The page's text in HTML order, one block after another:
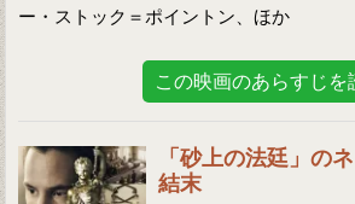
ー・ストック＝ポイントン、ほか
この映画のあらすじを
「砂上の法廷」の
結末